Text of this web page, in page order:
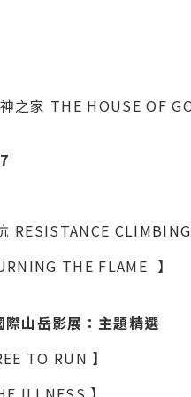
神之家 THE HOUSE OF
RESISTANCE CLIMBING
THE FLAME 】
山岳影展：主題精選
TO RUN 】